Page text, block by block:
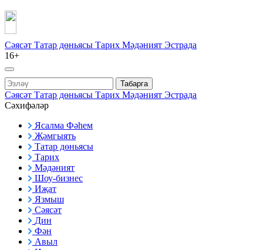
Сәясәт Татар дөньясы Тарих Мәдәният Эстрада
16+
Табарга
Сәясәт Татар дөньясы Тарих Мәдәният Эстрада
Сәхифәләр
Ясалма Фәһем
Җәмгыять
Татар дөньясы
Тарих
Мәдәният
Шоу-бизнес
Иҗат
Язмыш
Сәясәт
Дин
Фән
Авыл